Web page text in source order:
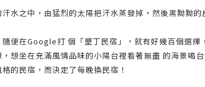
水之中，由猛烈的太陽把汗水蒸發掉，然後黑黝黝的
便在Google打 個「墾丁民宿」，就有好幾百個選
想坐在充滿風情品味的小陽台裡看著無盡 的海景喝
的民宿，而決定了每晚換民宿！